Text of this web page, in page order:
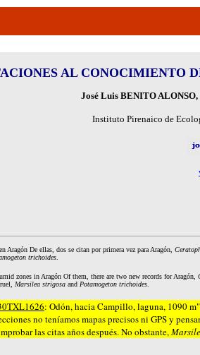
AL CONOCIMIENTO
José Luis BENITO
Instituto Pirenaico de
Aragón De ellas, dos se citan por primera vez para Aragón,
trichoides
zones in Aragón Of them, there are two new records for Aragón,
Marsilea strigosa and Potamogeton trichoides
: Odón, hacia Campillo, laguna, 1090 m
no teníamos mapas precisos ni GPS y
las citas años después. No obstante,